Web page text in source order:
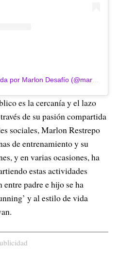
es la cercanía y el lazo
de su pasión compartida
sociales, Marlon Restrepo
de entrenamiento y su
y en varias ocasiones, ha
estas actividades
padre e hijo se ha
y al estilo de vida